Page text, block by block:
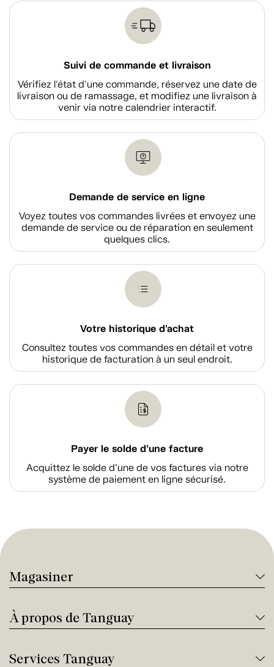
Suivi de commande et livraison
Vérifiez l'état d'une commande, réservez une date de
livraison ou de ramassage, et modifiez une livraison à
venir via notre calendrier interactif.
Demande de service en ligne
Voyez toutes vos commandes livrées et envoyez une
demande de service ou de réparation en seulement
quelques clics.
Votre historique d'achat
Consultez toutes vos commandes en détail et votre
historique de facturation à un seul endroit.
Payer le solde d'une facture
Acquittez le solde d’une de vos factures via notre
système de paiement en ligne sécurisé.
Magasiner
À propos de Tanguay
Services Tanguay